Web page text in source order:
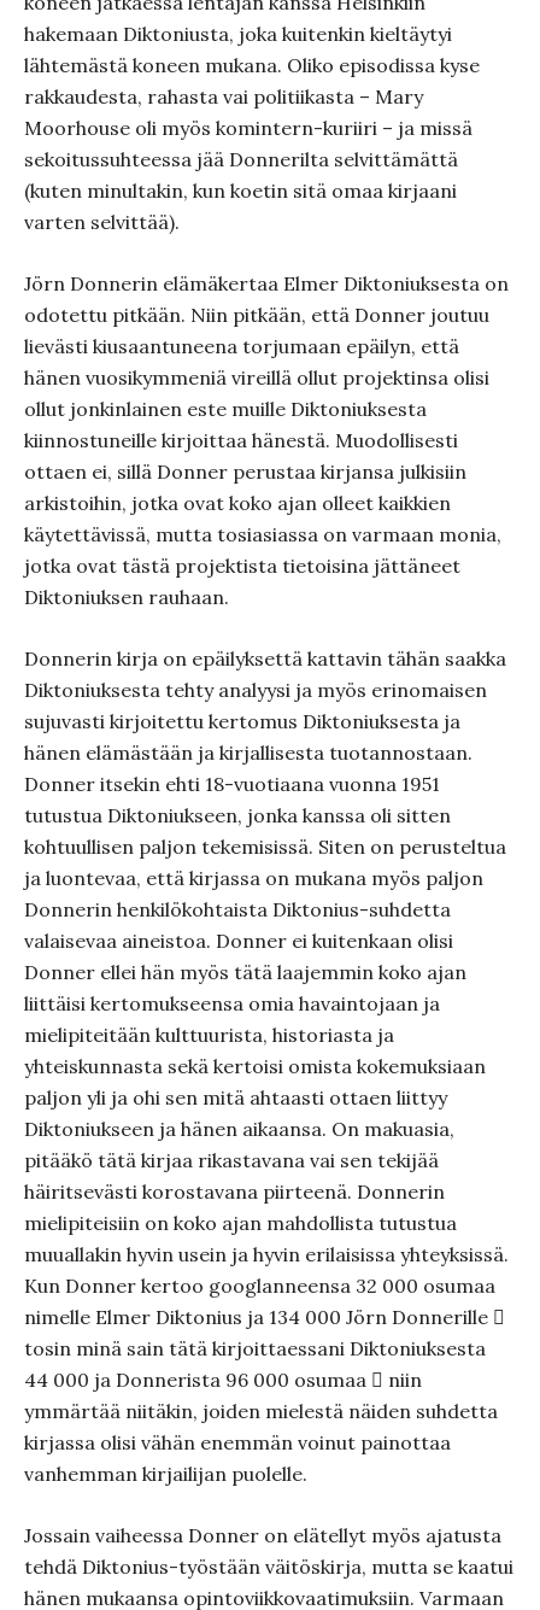
hakemaan Diktoniusta, joka kuitenkin kieltäytyi
lähtemästä koneen mukana. Oliko episodissa kyse
rakkaudesta, rahasta vai politiikasta – Mary
Moorhouse oli myös komintern-kuriiri – ja missä
sekoitussuhteessa jää Donnerilta selvittämättä
(kuten minultakin, kun koetin sitä omaa kirjaani
varten selvittää).
Jörn Donnerin elämäkertaa Elmer Diktoniuksesta on
odotettu pitkään. Niin pitkään, että Donner joutuu
lievästi kiusaantuneena torjumaan epäilyn, että
hänen vuosikymmeniä vireillä ollut projektinsa olisi
ollut jonkinlainen este muille Diktoniuksesta
kiinnostuneille kirjoittaa hänestä. Muodollisesti
ottaen ei, sillä Donner perustaa kirjansa julkisiin
arkistoihin, jotka ovat koko ajan olleet kaikkien
käytettävissä, mutta tosiasiassa on varmaan monia,
jotka ovat tästä projektista tietoisina jättäneet
Diktoniuksen rauhaan.
Donnerin kirja on epäilyksettä kattavin tähän saakka
Diktoniuksesta tehty analyysi ja myös erinomaisen
sujuvasti kirjoitettu kertomus Diktoniuksesta ja
hänen elämästään ja kirjallisesta tuotannostaan.
Donner itsekin ehti 18-vuotiaana vuonna 1951
tutustua Diktoniukseen, jonka kanssa oli sitten
kohtuullisen paljon tekemisissä. Siten on perusteltua
ja luontevaa, että kirjassa on mukana myös paljon
Donnerin henkilökohtaista Diktonius-suhdetta
valaisevaa aineistoa. Donner ei kuitenkaan olisi
Donner ellei hän myös tätä laajemmin koko ajan
liittäisi kertomukseensa omia havaintojaan ja
mielipiteitään kulttuurista, historiasta ja
yhteiskunnasta sekä kertoisi omista kokemuksiaan
paljon yli ja ohi sen mitä ahtaasti ottaen liittyy
Diktoniukseen ja hänen aikaansa. On makuasia,
pitääkö tätä kirjaa rikastavana vai sen tekijää
häiritsevästi korostavana piirteenä. Donnerin
mielipiteisiin on koko ajan mahdollista tutustua
muuallakin hyvin usein ja hyvin erilaisissa yhteyksissä.
Kun Donner kertoo googlanneensa 32 000 osumaa
nimelle Elmer Diktonius ja 134 000 Jörn Donnerille 
tosin minä sain tätä kirjoittaessani Diktoniuksesta
44 000 ja Donnerista 96 000 osumaa  niin
ymmärtää niitäkin, joiden mielestä näiden suhdetta
kirjassa olisi vähän enemmän voinut painottaa
vanhemman kirjailijan puolelle.
Jossain vaiheessa Donner on elätellyt myös ajatusta
tehdä Diktonius-työstään väitöskirja, mutta se kaatui
hänen mukaansa opintoviikkovaatimuksiin. Varmaan